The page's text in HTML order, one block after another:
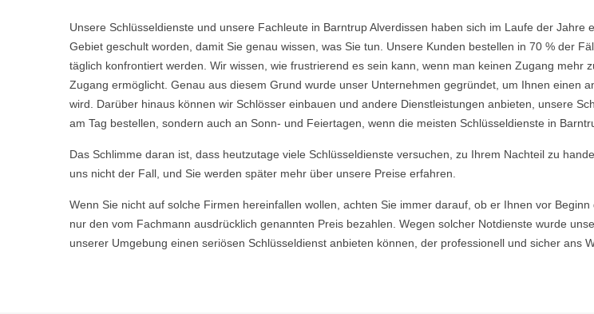
Unsere Schlüsseldienste und unsere Fachleute in Barntrup Alverdissen haben sich im Laufe der
Gebiet geschult worden, damit Sie genau wissen, was Sie tun. Unsere Kunden bestellen in 70 % der
täglich konfrontiert werden. Wir wissen, wie frustrierend es sein kann, wenn man keinen Zugang
Zugang ermöglicht. Genau aus diesem Grund wurde unser Unternehmen gegründet, um Ihnen einen
wird. Darüber hinaus können wir Schlösser einbauen und andere Dienstleistungen anbieten, unsere
am Tag bestellen, sondern auch an Sonn- und Feiertagen, wenn die meisten Schlüsseldienste in
Das Schlimme daran ist, dass heutzutage viele Schlüsseldienste versuchen, zu Ihrem Nachteil zu
uns nicht der Fall, und Sie werden später mehr über unsere Preise erfahren.
Wenn Sie nicht auf solche Firmen hereinfallen wollen, achten Sie immer darauf, ob er Ihnen vor
nur den vom Fachmann ausdrücklich genannten Preis bezahlen. Wegen solcher Notdienste wurde
unserer Umgebung einen seriösen Schlüsseldienst anbieten können, der professionell und sicher ans